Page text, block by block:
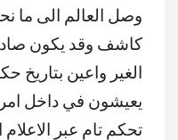
وصل العالم الى ما
كاشف وقد يكون صادم
الغير واعين بتاريخ
يعيشون في داخل
تحكم تام عبر